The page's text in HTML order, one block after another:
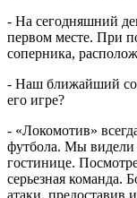
- На сегодняшний
первом месте. При
соперника,
- Наш ближайший
его игре?
- «Локомотив»
футбола. Мы видели
гостинице.
серьезная команда.